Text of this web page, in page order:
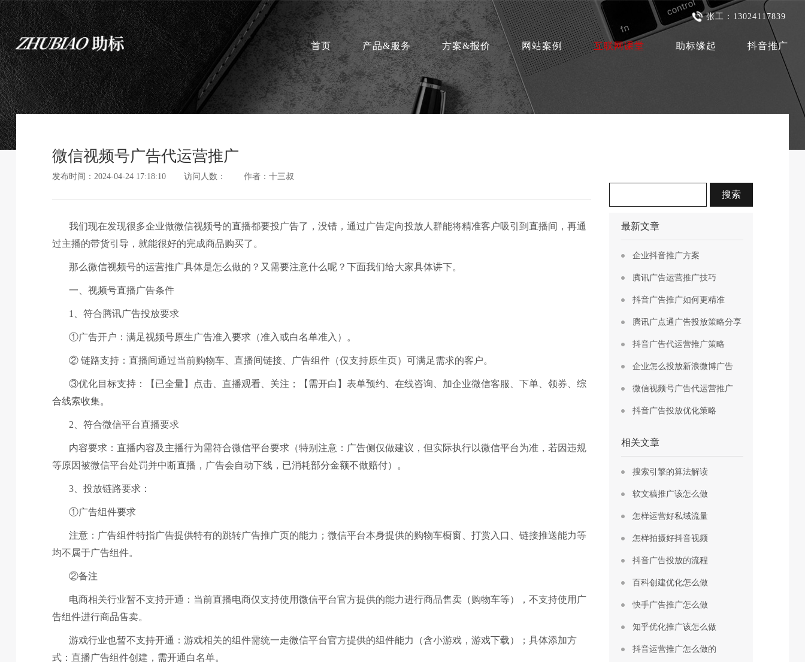
张工：13024117839
首页 产品&服务 方案&报价 网站案例 互联网课堂 助标缘起 抖音推广
微信视频号广告代运营推广
发布时间：2024-04-24 17:18:10 访问人数： 作者：十三叔
我们现在发现很多企业做微信视频号的直播都要投广告了，没错，通过广告定向投放人群能将精准客户吸引到直播间，再通
过主播的带货引导，就能很好的完成商品购买了。
那么微信视频号的运营推广具体是怎么做的？又需要注意什么呢？下面我们给大家具体讲下。
一、视频号直播广告条件
1、符合腾讯广告投放要求
①广告开户：满足视频号原生广告准入要求（准入或白名单准入）。
② 链路支持：直播间通过当前购物车、直播间链接、广告组件（仅支持原生页）可满足需求的客户。
③优化目标支持：【已全量】点击、直播观看、关注；【需开白】表单预约、在线咨询、加企业微信客服、下单、领券、综
合线索收集。
2、符合微信平台直播要求
内容要求：直播内容及主播行为需符合微信平台要求（特别注意：广告侧仅做建议，但实际执行以微信平台为准，若因违规
等原因被微信平台处罚并中断直播，广告会自动下线，已消耗部分金额不做赔付）。
3、投放链路要求：
①广告组件要求
注意：广告组件特指广告提供特有的跳转广告推广页的能力；微信平台本身提供的购物车橱窗、打赏入口、链接推送能力等
均不属于广告组件。
②备注
电商相关行业暂不支持开通：当前直播电商仅支持使用微信平台官方提供的能力进行商品售卖（购物车等），不支持使用广
告组件进行商品售卖。
游戏行业也暂不支持开通：游戏相关的组件需统一走微信平台官方提供的组件能力（含小游戏，游戏下载）；具体添加方
式：直播广告组件创建，需开通白名单。
最新文章
企业抖音推广方案
腾讯广告运营推广技巧
抖音广告推广如何更精准
腾讯广点通广告投放策略分享
抖音广告代运营推广策略
企业怎么投放新浪微博广告
微信视频号广告代运营推广
抖音广告投放优化策略
相关文章
搜索引擎的算法解读
软文稿推广该怎么做
怎样运营好私域流量
怎样拍摄好抖音视频
抖音广告投放的流程
百科创建优化怎么做
快手广告推广怎么做
知乎优化推广该怎么做
抖音运营推广怎么做的